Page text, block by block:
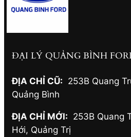
ĐẠI LÝ QUẢNG BÌNH
ĐỊA CHỈ CŨ: 253B Quang
Quảng Bình
ĐỊA CHỈ MỚI: 253B Quang
Hới, Quảng Trị